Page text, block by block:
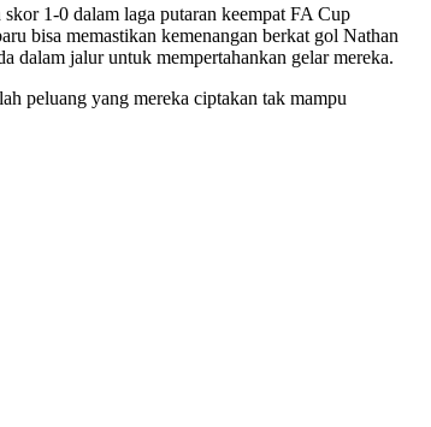
1-0 dalam laga putaran keempat FA Cup
bisa memastikan kemenangan berkat gol Nathan
dalam jalur untuk mempertahankan gelar mereka.
peluang yang mereka ciptakan tak mampu